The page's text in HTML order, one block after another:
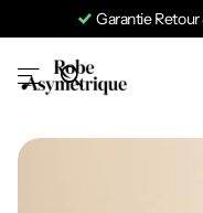
Garantie